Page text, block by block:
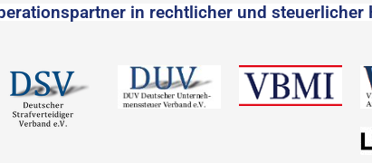
in rechtlicher und steuerlicher